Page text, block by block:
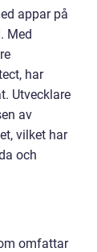
appar på
Med
har
Utvecklare
av
vilket har
och
omfattar